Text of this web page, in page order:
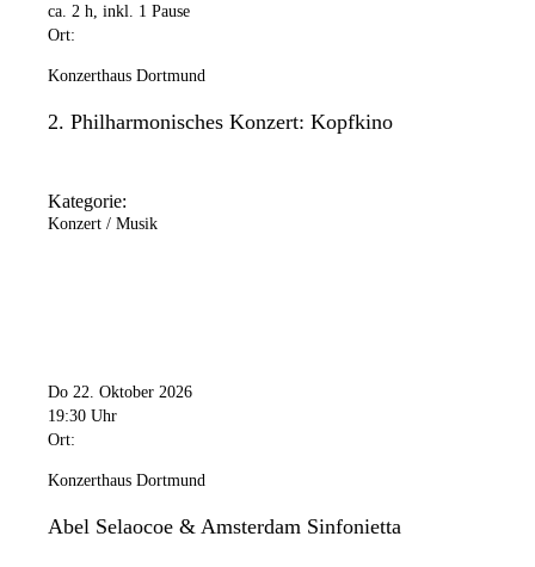
ca. 2 h, inkl. 1 Pause
Ort:
Konzerthaus Dortmund
2. Philharmonisches Konzert: Kopfkino
Kategorie:
Konzert / Musik
Do 22. Oktober 2026
19:30 Uhr
Ort:
Konzerthaus Dortmund
Abel Selaocoe & Amsterdam Sinfonietta